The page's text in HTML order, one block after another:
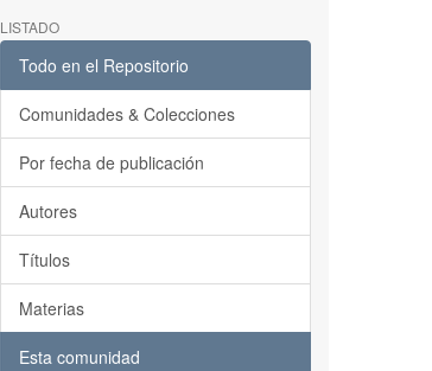
LISTADO
Todo en el Repositorio
Comunidades & Colecciones
Por fecha de publicación
Autores
Títulos
Materias
Esta comunidad